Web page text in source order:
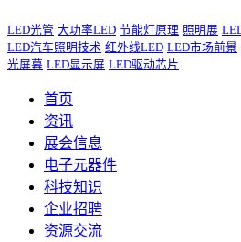
LED光管 大功率LED 节能灯原理 照明展
LED汽车照明技术 红外线LED LED市场前景
光屏幕 LED显示屏 LED驱动芯片
首页
资讯
展会信息
电子元器件
科技知识
企业招聘
资源交流